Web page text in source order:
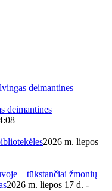
deimantines
2026 m. liepos
– tūkstančiai žmonių
2026 m. liepos 17 d. -